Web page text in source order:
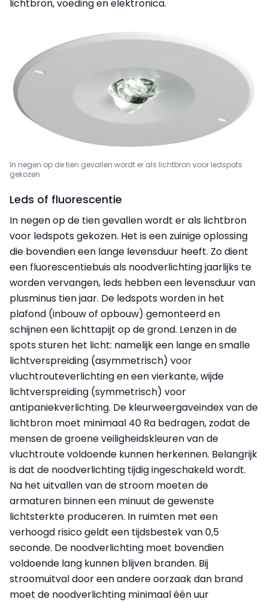
lichtbron, voeding en elektronica.
In negen op de tien gevallen wordt er als lichtbron voor ledspots
gekozen
Leds of fluorescentie
In negen op de tien gevallen wordt er als lichtbron
voor ledspots gekozen. Het is een zuinige oplossing
die bovendien een lange levensduur heeft. Zo dient
een fluorescentiebuis als noodverlichting jaarlijks te
worden vervangen, leds hebben een levensduur van
plusminus tien jaar. De ledspots worden in het
plafond (inbouw of opbouw) gemonteerd en
schijnen een lichttapijt op de grond. Lenzen in de
spots sturen het licht: namelijk een lange en smalle
lichtverspreiding (asymmetrisch) voor
vluchtrouteverlichting en een vierkante, wijde
lichtverspreiding (symmetrisch) voor
antipaniekverlichting. De kleurweergaveindex van de
lichtbron moet minimaal 40 Ra bedragen, zodat de
mensen de groene veiligheidskleuren van de
vluchtroute voldoende kunnen herkennen. Belangrijk
is dat de noodverlichting tijdig ingeschakeld wordt.
Na het uitvallen van de stroom moeten de
armaturen binnen een minuut de gewenste
lichtsterkte produceren. In ruimten met een
verhoogd risico geldt een tijdsbestek van 0,5
seconde. De noodverlichting moet bovendien
voldoende lang kunnen blijven branden. Bij
stroomuitval door een andere oorzaak dan brand
moet de noodverlichting minimaal één uur